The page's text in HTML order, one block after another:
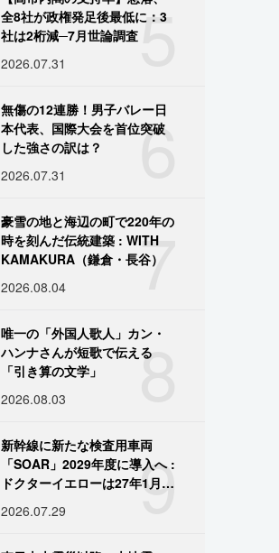
5
全8社が政権発足後最低に：3
社は2桁減─7月世論調査
2026.07.31
6
無傷の12連勝！男子バレー日
本代表、国際大会を首位突破
した強さの訳は？
2026.07.31
7
豪雪の地と海辺の町で220年の
時を刻んだ伝統建築 : WITH
KAMAKURA（鎌倉・長谷）
2026.08.04
8
唯一の「外国人歌人」カン・
ハンナさんが短歌で伝える
「引き算の文学」
2026.08.03
9
新幹線に新たな検査用車両
「SOAR」2029年度に導入へ :
ドクターイエローは27年1月に
2026.07.29